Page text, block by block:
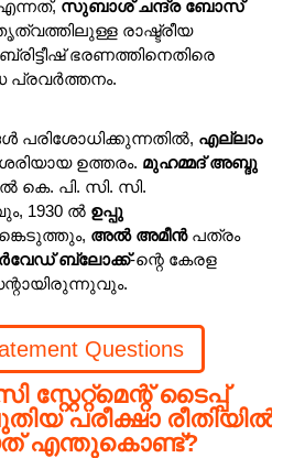
സുബാശ് ചന്ദ്ര ബോസ്
രാഷ്ട്രീയ
ഭരണത്തിനെതിരെ
പ്രവർത്തനം.
എല്ലാം
ഉത്തരം. മുഹമ്മദ് അബ്ദു
ൽ കെ. പി. സി. സി.
1930 ൽ ഉപ്പു
അൽ അമീൻ പത്രം
ബ്ലോക്ക്-ന്റെ കേരള
Questions
ടൈപ്പ്
പരീക്ഷാ രീതിയിൽ
എന്തുകൊണ്ട്?